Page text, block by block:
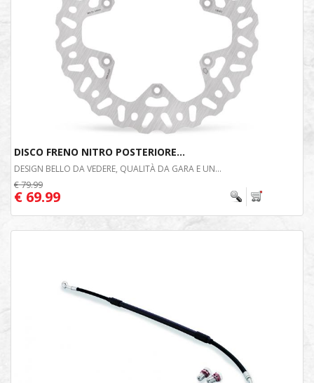
DISCO FRENO NITRO POSTERIORE...
DESIGN BELLO DA VEDERE, QUALITÀ DA GARA E UN...
€ 79.99
€ 69.99